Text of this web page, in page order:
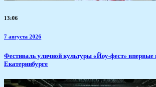
13:06
7 августа 2026
​Фестиваль уличной культуры «Йоу-фест» впервые
Екатеринбурге